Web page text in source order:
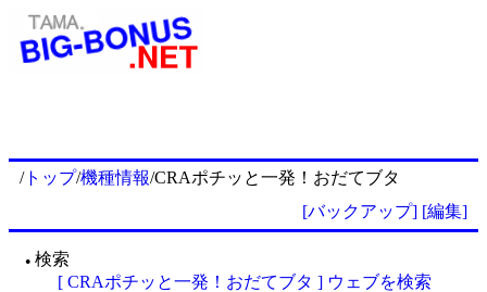
/トップ/機種情報/CRAポチッと一発！おだてブタ
[バックアップ] [編集]
● 検索
[ CRAポチッと一発！おだてブタ ] ウェブを検索